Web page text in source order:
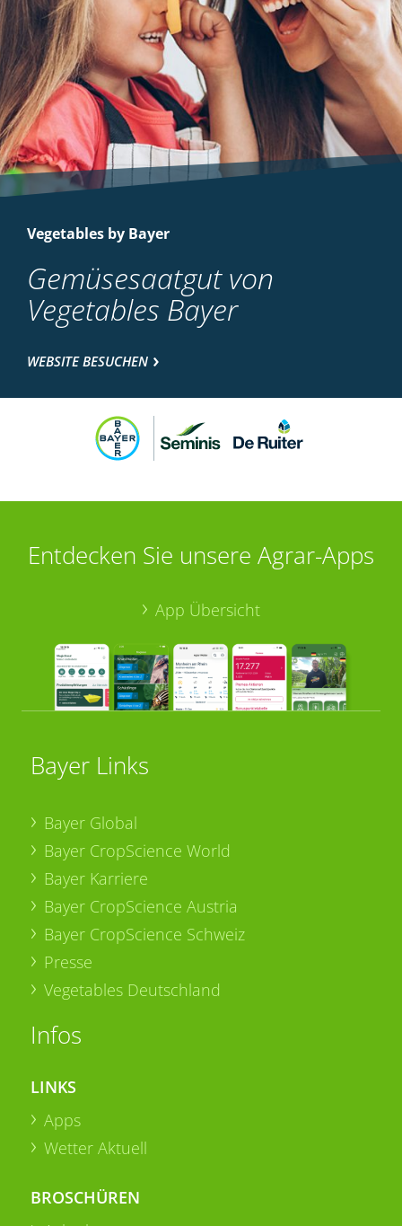
Vegetables by Bayer
Gemüsesaatgut von
Vegetables Bayer
WEBSITE BESUCHEN
Entdecken Sie unsere Agrar-Apps
App Übersicht
Bayer Links
Bayer Global
Bayer CropScience World
Bayer Karriere
Bayer CropScience Austria
Bayer CropScience Schweiz
Presse
Vegetables Deutschland
Infos
LINKS
Apps
Wetter Aktuell
BROSCHÜREN